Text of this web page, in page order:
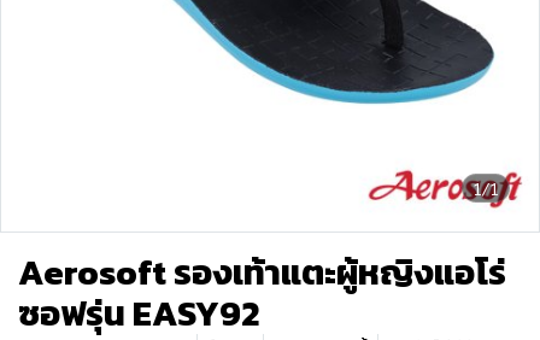
1/1
Aerosoft รองเท้าแตะผู้หญิงแอโร่
ซอฟรุ่น EASY92